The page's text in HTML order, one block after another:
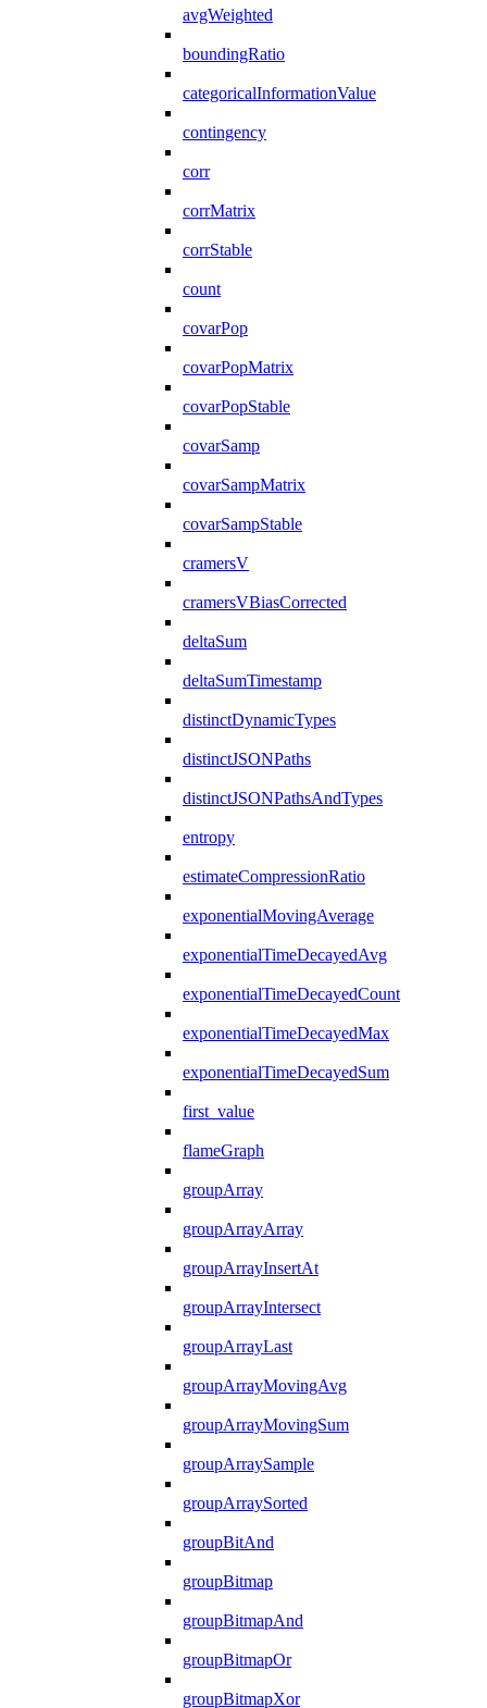
avgWeighted
boundingRatio
categoricalInformationValue
contingency
corr
corrMatrix
corrStable
count
covarPop
covarPopMatrix
covarPopStable
covarSamp
covarSampMatrix
covarSampStable
cramersV
cramersVBiasCorrected
deltaSum
deltaSumTimestamp
distinctDynamicTypes
distinctJSONPaths
distinctJSONPathsAndTypes
entropy
estimateCompressionRatio
exponentialMovingAverage
exponentialTimeDecayedAvg
exponentialTimeDecayedCount
exponentialTimeDecayedMax
exponentialTimeDecayedSum
first_value
flameGraph
groupArray
groupArrayArray
groupArrayInsertAt
groupArrayIntersect
groupArrayLast
groupArrayMovingAvg
groupArrayMovingSum
groupArraySample
groupArraySorted
groupBitAnd
groupBitmap
groupBitmapAnd
groupBitmapOr
groupBitmapXor